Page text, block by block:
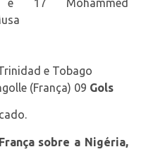
17 Mohammed
e Tobago
(França) 09 Gols
sobre a Nigéria,